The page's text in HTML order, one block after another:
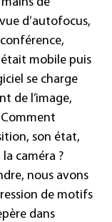
d’autofocus,
mobile puis
se charge
de l’image,
son état,
caméra ?
nous avons
de motifs
dans